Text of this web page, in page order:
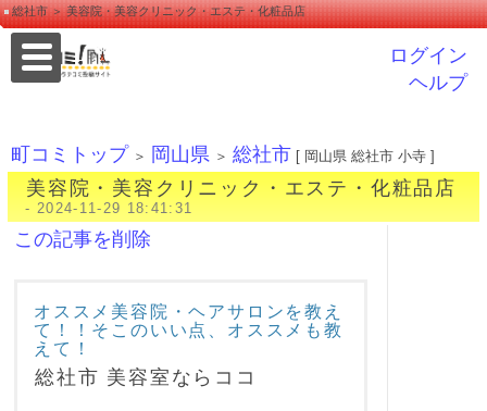
総社市 ＞ 美容院・美容クリニック・エステ・化粧品店
ログイン
ヘルプ
町コミトップ ＞ 岡山県 ＞ 総社市 [ 岡山県 総社市 小寺 ]
美容院・美容クリニック・エステ・化粧品店
- 2024-11-29 18:41:31
この記事を削除
オススメ美容院・ヘアサロンを教え
て！！そこのいい点、オススメも教
えて！
総社市 美容室ならココ